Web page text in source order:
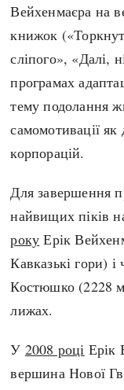
Вейхенмаєра на
книжок
сліпого», «Далі,
програмах
тему подолання
самомотивації
корпорацій.
Для завершення
найвищих піків
року Ерік
Кавказькі гори)
Костюшко (2228
лижах.
У 2008 році Ерік
вершина Нової